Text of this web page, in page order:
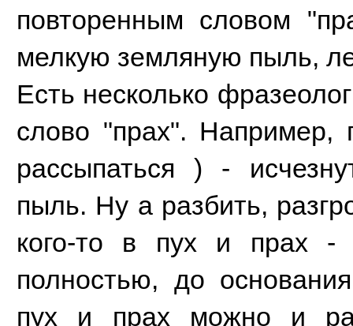
повторенным словом
мелкую земляную пыль,
Есть несколько
слово "прах". Например,
рассыпаться ) -
пыль. Ну а разбить,
кого-то в пух и прах -
полностью, до
пух и прах можно и